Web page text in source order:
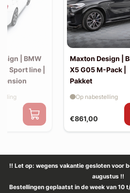
| BMW
Sport line |
Maxton Design |
X5 G05 M-Pack |
Pakket
€861,00
Op nabestelling
!! Let op: wegens vakantie gesloten voor
augustus !!
Bestellingen geplaatst in de week van 10